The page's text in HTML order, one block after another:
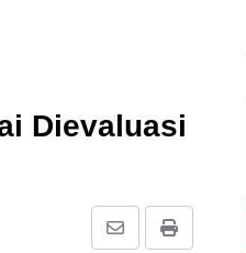
Dievaluasi
Print
Share